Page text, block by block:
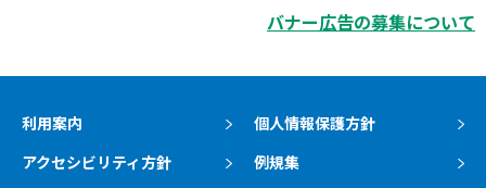
バナー広告の募集について
利用案内
個人情報保護方針
アクセシビリティ方針
例規集